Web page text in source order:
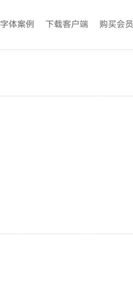
字体案例 下载客户端 购买会员